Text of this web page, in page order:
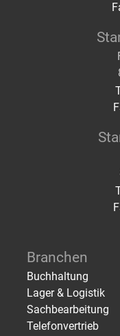
Branchen
Buchhaltung
Lager & Logistik
Sachbearbeitung
Telefonvertrieb